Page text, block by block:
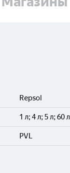
Repsol
1 л; 4 л; 5 л; 60
PVL